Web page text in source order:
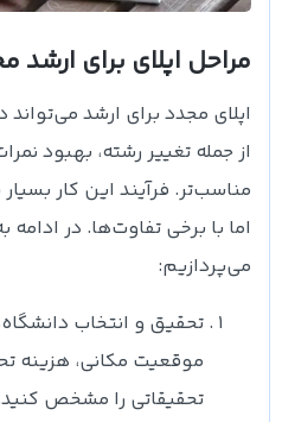
مراحل اپلای برای ارشد
اپلای مجدد برای ارشد
از جمله تغییر رشته، بهبود
مناسب‌تر. فرآیند این کار
اما با برخی تفاوت‌ها. در
می‌پردازیم:
تحقیق و انتخاب
موقعیت مکانی،
تحقیقاتی را مشخص